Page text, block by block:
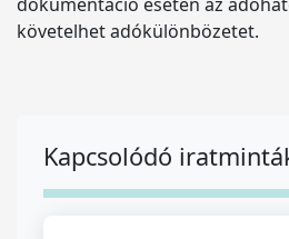
követelhet adókülönbözetet.
Kapcsolódó